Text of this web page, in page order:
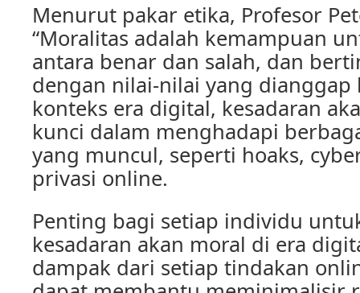
Menurut pakar etika, Profesor
“Moralitas adalah kemampuan
antara benar dan salah, dan
dengan nilai-nilai yang dianggap
konteks era digital, kesadaran
kunci dalam menghadapi
yang muncul, seperti hoaks,
privasi online.
Penting bagi setiap individu
kesadaran akan moral di era
dampak dari setiap tindakan